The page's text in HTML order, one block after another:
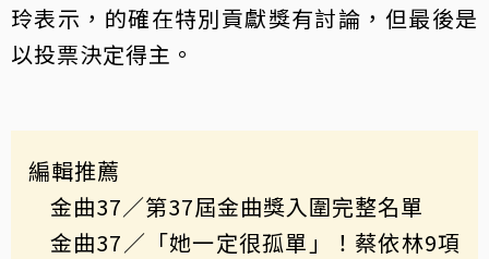
玲表示，的確在特別貢獻獎有討論，但最後是
以投票決定得主。
編輯推薦
金曲37／第37屆金曲獎入圍完整名單
金曲37／「她一定很孤單」！蔡依林9項